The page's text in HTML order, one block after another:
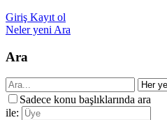
Giriş Kayıt ol
Neler yeni Ara
Ara
Sadece konu başlıklarında ara
ile: